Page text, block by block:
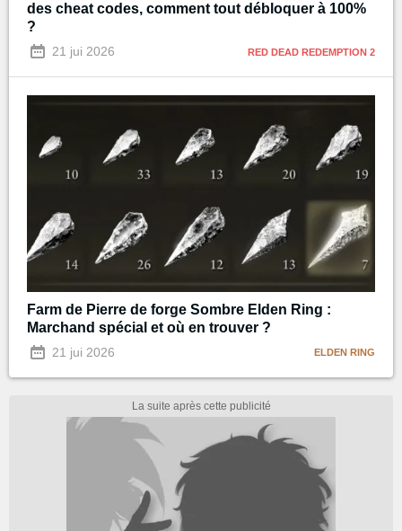
des cheat codes, comment tout débloquer à 100%
?
21 jui 2026 RED DEAD REDEMPTION 2
Farm de Pierre de forge Sombre Elden Ring :
Marchand spécial et où en trouver ?
21 jui 2026 ELDEN RING